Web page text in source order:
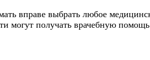
вправе выбрать любое
могут получать врачебную